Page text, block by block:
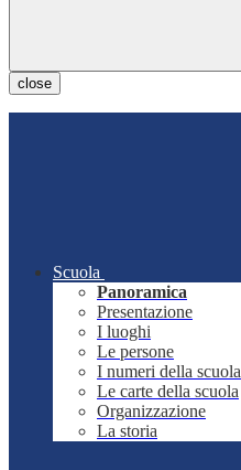
close
Scuola
Panoramica
Presentazione
I luoghi
Le persone
I numeri della scuola
Le carte della scuola
Organizzazione
La storia